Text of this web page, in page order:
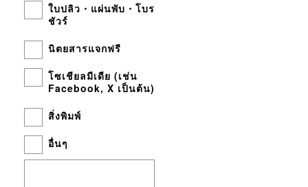
ใบปลิว・แผ่นพับ・โบร
ชัวร์
นิตยสารแจกฟรี
โซเชียลมีเดีย (เช่น
Facebook, X เป็นต้น)
สิ่งพิมพ์
อื่นๆ